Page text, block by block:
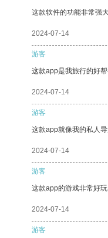
这款软件的功能非常强
2024-07-14
游客
这款app是我旅行的好
2024-07-14
游客
这款app就像我的私人
2024-07-14
游客
这款app的游戏非常好玩
2024-07-14
游客